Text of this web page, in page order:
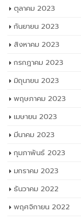
ตุลาคม 2023
กันยายน 2023
สิงหาคม 2023
กรกฎาคม 2023
มิถุนายน 2023
พฤษภาคม 2023
เมษายน 2023
มีนาคม 2023
กุมภาพันธ์ 2023
มกราคม 2023
ธันวาคม 2022
พฤศจิกายน 2022